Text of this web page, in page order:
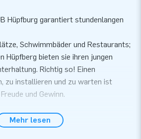
Hüpfburg garantiert stundenlangen
Schwimmbäder und Restaurants;
Hüpfberg bieten sie ihren jungen
Richtig so! Einen
zu installieren und zu warten ist
und Gewinn.
Bausatz geliefert, sodass Sie Ihren
Mehr lesen